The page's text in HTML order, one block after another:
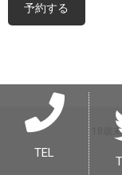
TEL
18歳